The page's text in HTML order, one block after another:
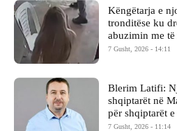
Këngëtarja e
tronditëse ku
abuzimin me
7 Gusht, 2026 - 14:11
Blerim Latifi:
shqiptarët në
për shqiptarët
7 Gusht, 2026 - 11:14